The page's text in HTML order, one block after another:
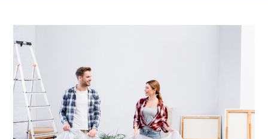
Behang
Verwijderen:
Een
Stapsgewijze
Gids
voor
een